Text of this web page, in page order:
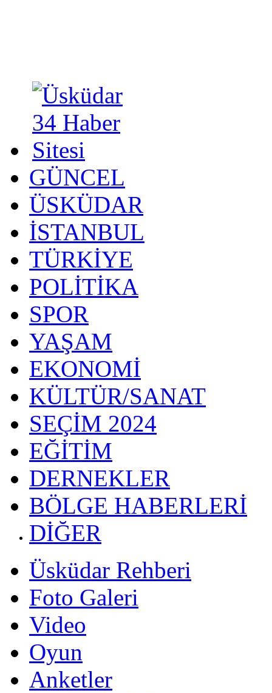
GÜNCEL
ÜSKÜDAR
İSTANBUL
TÜRKİYE
POLİTİKA
SPOR
YAŞAM
EKONOMİ
KÜLTÜR/SANAT
SEÇİM 2024
EĞİTİM
DERNEKLER
BÖLGE HABERLERİ
DİĞER
Üsküdar Rehberi
Foto Galeri
Video
Oyun
Anketler